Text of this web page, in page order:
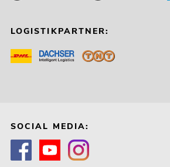
LOGISTIKPARTNER:
SOCIAL MEDIA: